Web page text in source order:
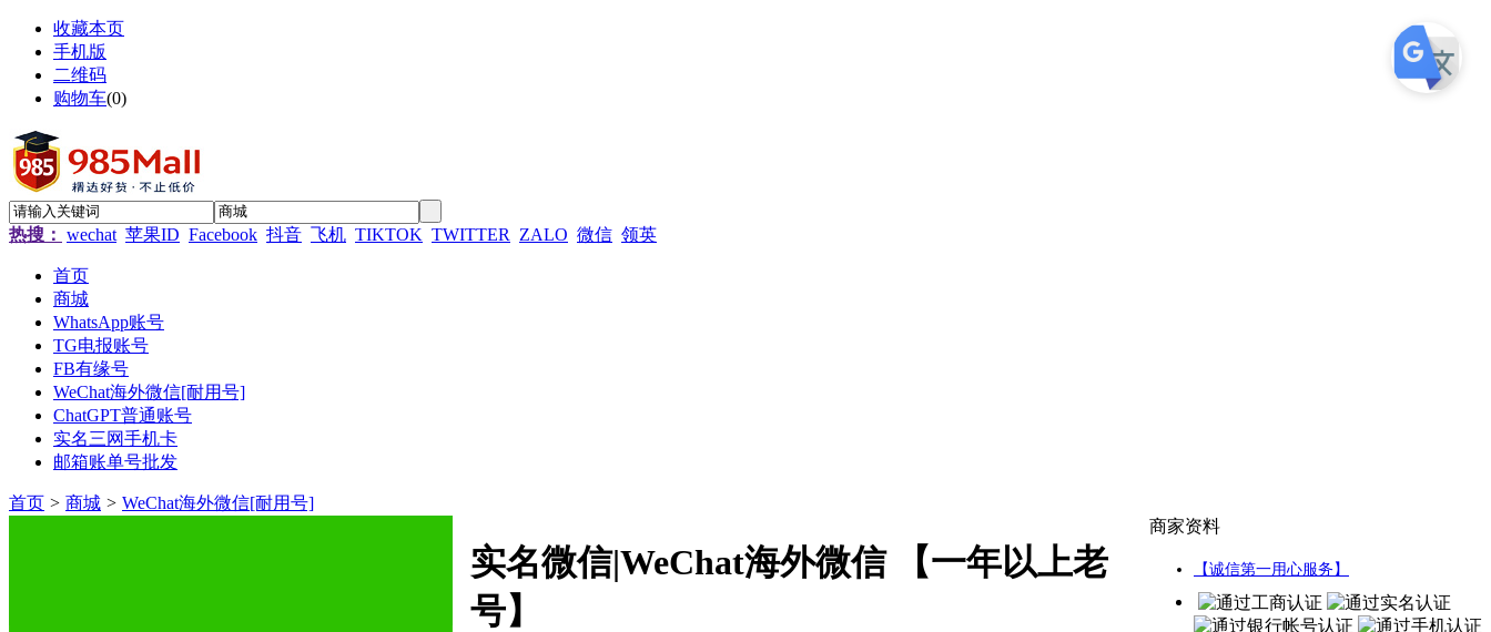
收藏本页
手机版
二维码
购物车(0)
热搜： wechat 苹果ID Facebook 抖音 飞机 TIKTOK TWITTER ZALO 微信 领英
首页
商城
WhatsApp账号
TG电报账号
FB有缘号
WeChat海外微信[耐用号]
ChatGPT普通账号
实名三网手机卡
邮箱账单号批发
首页 > 商城 > WeChat海外微信[耐用号]
实名微信|WeChat海外微信 【一年以上老
号】
商家资料
【诚信第一用心服务】